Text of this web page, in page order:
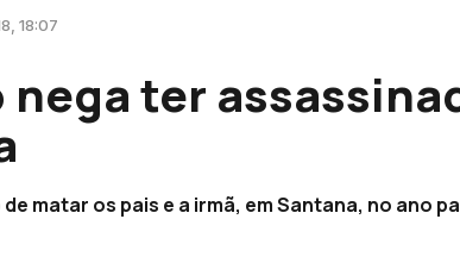
18:07
ter
matar os pais e a irmã, em Santana, no ano